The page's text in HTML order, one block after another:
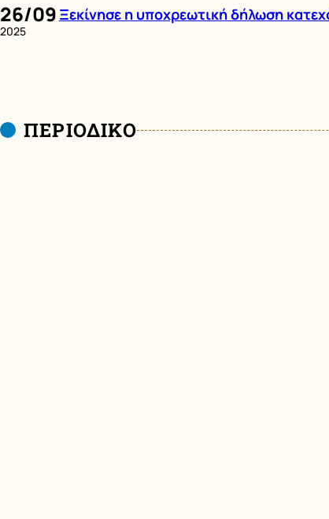
26/09
2025
Ξεκίνησε η υποχρεωτική δήλωση
ΠΕΡΙΟΔΙΚΟ